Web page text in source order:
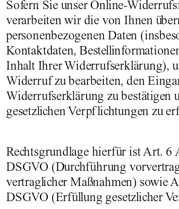
Sofern Sie unser Online-
verarbeiten wir die von Ihnen
personenbezogenen Daten
Kontaktdaten,
Inhalt Ihrer Widerrufserklärung),
Widerruf zu bearbeiten, den
Widerrufserklärung zu bestätigen
gesetzlichen Verpflichtungen zu
Rechtsgrundlage hierfür ist Art. 6
DSGVO (Durchführung
vertraglicher Maßnahmen) sowie
DSGVO (Erfüllung gesetzlicher